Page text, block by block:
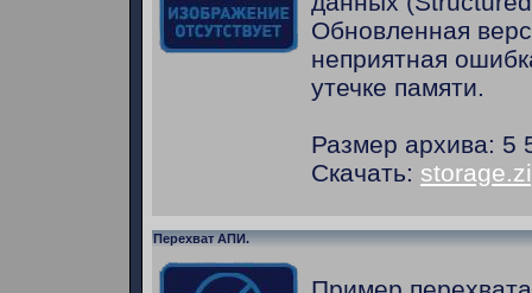
Обновленная
неприятная
утечке памяти.
Размер архива: 5
Скачать:
Перехват АПИ.